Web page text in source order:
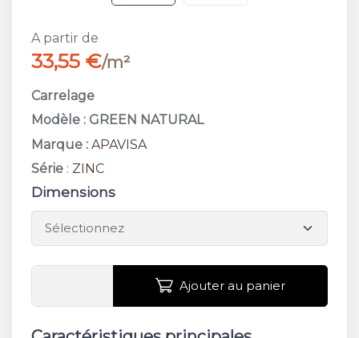
A partir de
33,55 €/m²
Carrelage
Modèle : GREEN NATURAL
Marque : APAVISA
Série : ZINC
Dimensions
Ajouter au panier